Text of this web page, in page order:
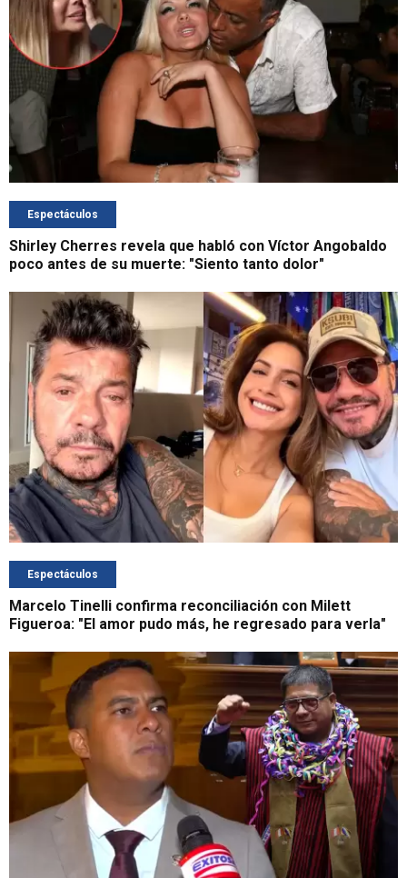
Espectáculos
Shirley Cherres revela que habló con Víctor Angobaldo
poco antes de su muerte: "Siento tanto dolor"
Espectáculos
Marcelo Tinelli confirma reconciliación con Milett
Figueroa: "El amor pudo más, he regresado para verla"